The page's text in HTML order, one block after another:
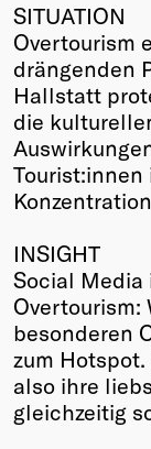
SITUATION
Overtourism
drängenden
Hallstatt
die
Tourist:innen
INSIGHT
Social Media
Overtourism:
besonderen
zum
also ihre
gleichzeitig